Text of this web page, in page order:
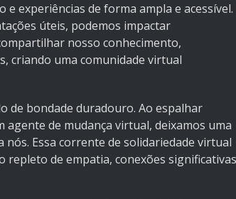
experiências de forma ampla e acessível.
úteis, podemos impactar
nosso conhecimento,
criando uma comunidade virtual
de bondade duradouro. Ao espalhar
de mudança virtual, deixamos uma
Essa corrente de solidariedade virtual
repleto de empatia, conexões significativas